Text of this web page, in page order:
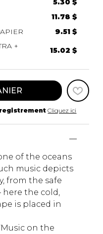
5.30 $
11.78 $
9.51 $
+
15.02 $
Cliquez ici
of the oceans
music depicts
from the safe
here the cold,
is placed in
on the